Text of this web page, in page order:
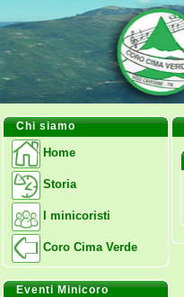
Chi siamo
Home
Storia
I minicoristi
Coro Cima Verde
Eventi Minicoro